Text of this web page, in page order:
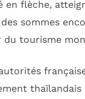
en flèche,
sommes
du tourisme